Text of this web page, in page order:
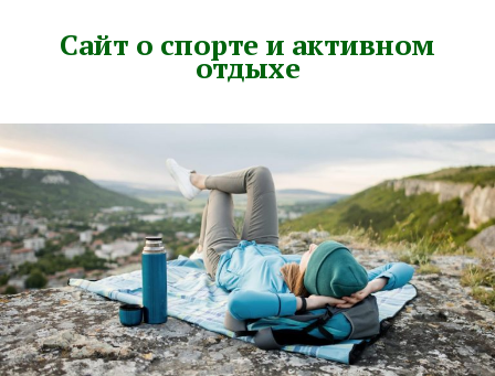
Сайт о спорте и активном
отдыхе